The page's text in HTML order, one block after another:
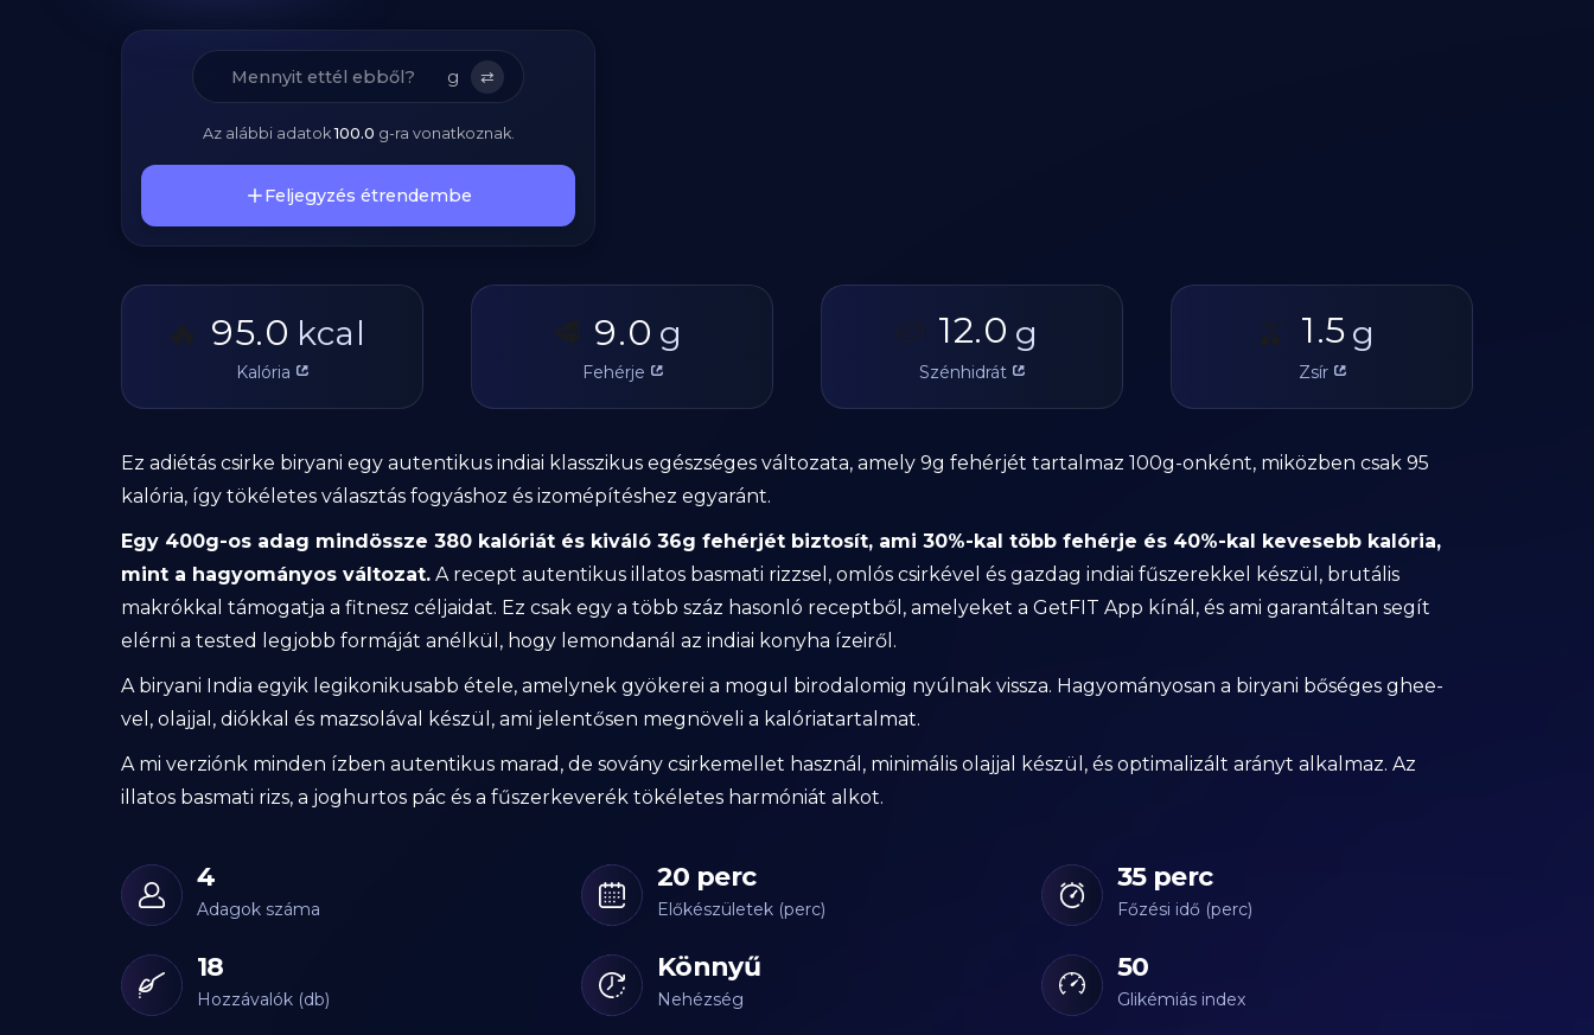
g ⇄
Az alábbi adatok100.0 g-ra vonatkoznak.
Feljegyzés étrendembe
🔥 95.0 kcal
Kalória
🥩 9.0 g
Fehérje
🥔 12.0 g
Szénhidrát
🫒 1.5 g
Zsír
Ez adiétás csirke biryani egy autentikus indiai klasszikus egészséges változata, amely 9g fehérjét tartalmaz 100g-onként, miközben csak 95
kalória, így tökéletes választás fogyáshoz és izomépítéshez egyaránt.
Egy 400g-os adag mindössze 380 kalóriát és kiváló 36g fehérjét biztosít, ami 30%-kal több fehérje és 40%-kal kevesebb kalória,
mint a hagyományos változat. A recept autentikus illatos basmati rizzsel, omlós csirkével és gazdag indiai fűszerekkel készül, brutális
makrókkal támogatja a fitnesz céljaidat. Ez csak egy a több száz hasonló receptből, amelyeket a GetFIT App kínál, és ami garantáltan segít
elérni a tested legjobb formáját anélkül, hogy lemondanál az indiai konyha ízeiről.
A biryani India egyik legikonikusabb étele, amelynek gyökerei a mogul birodalomig nyúlnak vissza. Hagyományosan a biryani bőséges ghee-
vel, olajjal, diókkal és mazsolával készül, ami jelentősen megnöveli a kalóriatartalmat.
A mi verziónk minden ízben autentikus marad, de sovány csirkemellet használ, minimális olajjal készül, és optimalizált arányt alkalmaz. Az
illatos basmati rizs, a joghurtos pác és a fűszerkeverék tökéletes harmóniát alkot.
4
Adagok száma
20 perc
Előkészületek (perc)
35 perc
Főzési idő (perc)
18
Hozzávalók (db)
Könnyű
Nehézség
50
Glikémiás index